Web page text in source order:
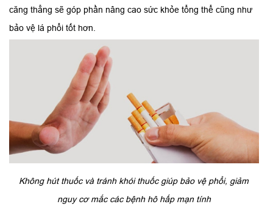
căng thẳng sẽ góp phần nâng cao sức khỏe tổng thể cũng như
bảo vệ lá phổi tốt hơn.
Không hút thuốc và tránh khói thuốc giúp bảo vệ phổi, giảm
nguy cơ mắc các bệnh hô hấp mạn tính